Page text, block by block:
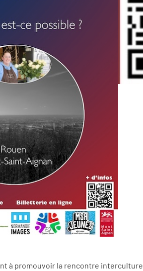
à promouvoir la rencontre